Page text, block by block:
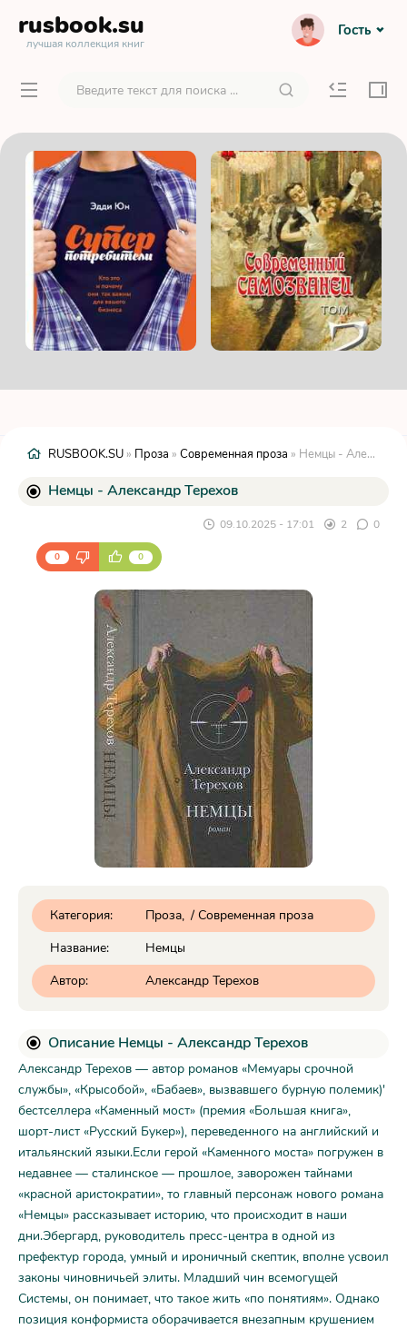
rusbook.su
лучшая коллекция книг
Гость
RUSBOOK.SU » Проза » Современная проза » Немцы - Александр Терехов
Немцы - Александр Терехов
09.10.2025 - 17:01 2 0
0 0
Категория: Проза / Современная проза
Название:
Немцы
Автор:
Александр Терехов
Описание Немцы - Александр Терехов
Александр Терехов — автор романов «Мемуары срочной
службы», «Крысобой», «Бабаев», вызвавшего бурную полемик)'
бестселлера «Каменный мост» (премия «Большая книга»,
шорт-лист «Русский Букер»), переведенного на английский и
итальянский языки.Если герой «Каменного моста» погружен в
недавнее — сталинское — прошлое, заворожен тайнами
«красной аристократии», то главный персонаж нового романа
«Немцы» рассказывает историю, что происходит в наши
дни.Эбергард, руководитель пресс-центра в одной из
префектур города, умный и ироничный скептик, вполне усвоил
законы чиновничьей элиты. Младший чин всемогущей
Системы, он понимает, что такое жить «по понятиям». Однако
позиция конформиста оборачивается внезапным крушением